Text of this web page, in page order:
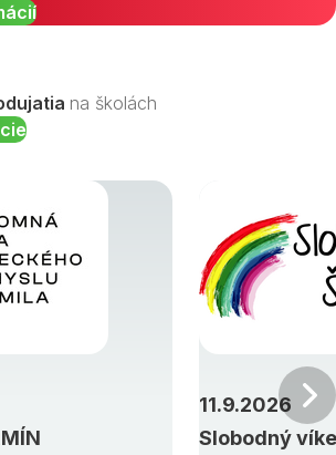
na školách
Slobodný
11.9.2026